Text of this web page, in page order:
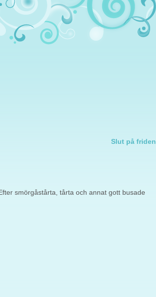
Slut på friden
smörgåstårta, tårta och annat gott busade